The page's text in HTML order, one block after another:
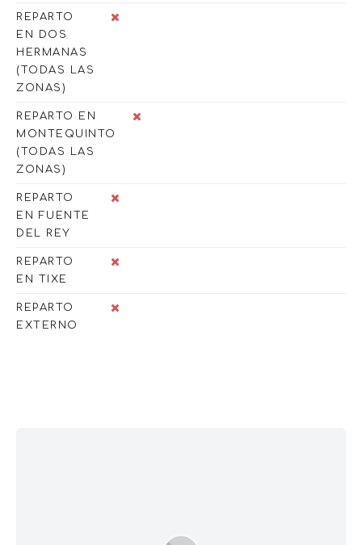
REPARTO
EN DOS
HERMANAS
(TODAS LAS
ZONAS)
REPARTO EN
MONTEQUINTO
(TODAS LAS
ZONAS)
REPARTO
EN FUENTE
DEL REY
REPARTO
EN TIXE
REPARTO
EXTERNO